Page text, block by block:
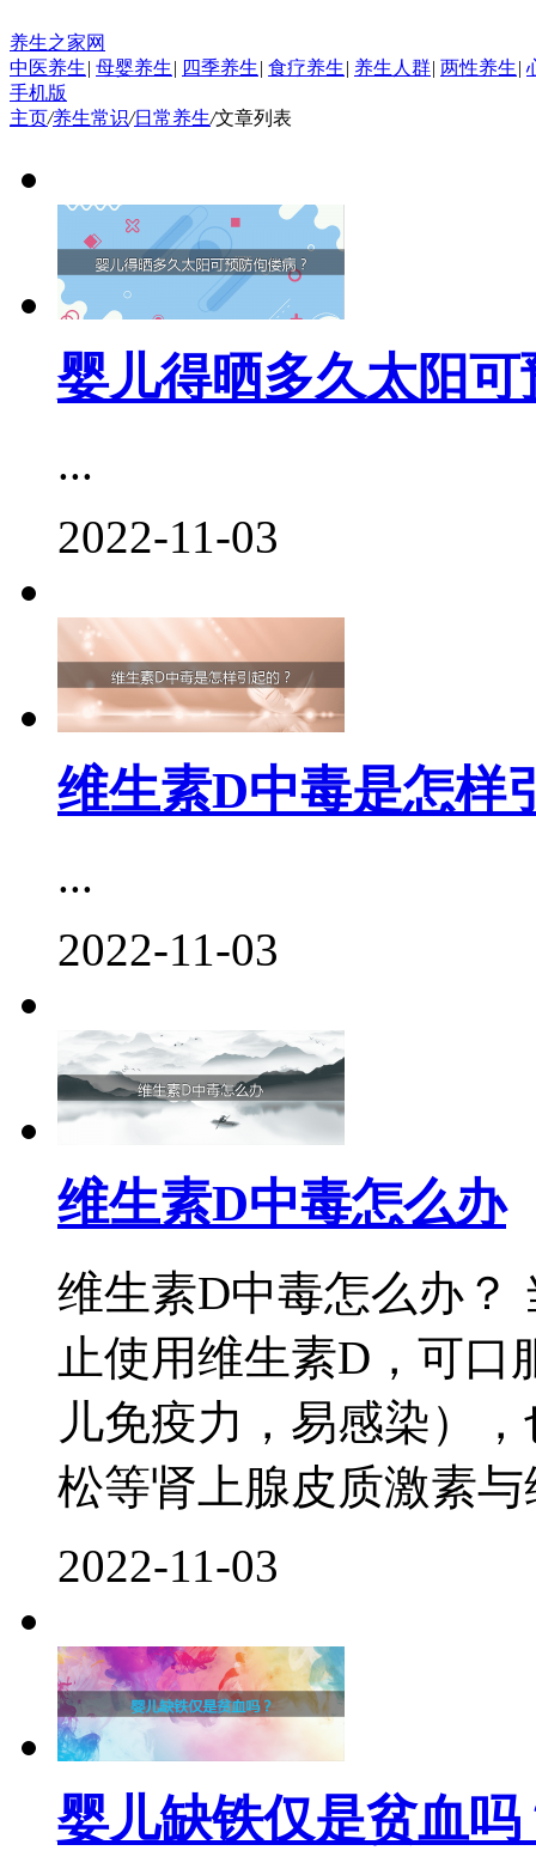
养生之家网
中医养生| 母婴养生| 四季养生| 食疗养生| 养生人群| 两性养生|
手机版
主页/养生常识/日常养生/文章列表
婴儿得晒多久太阳
...
2022-11-03
维生素D中毒是怎样
...
2022-11-03
维生素D中毒怎么办
维生素D中毒怎么办？
止使用维生素D，可
儿免疫力，易感染）
松等肾上腺皮质激素
2022-11-03
婴儿缺铁仅是贫血吗